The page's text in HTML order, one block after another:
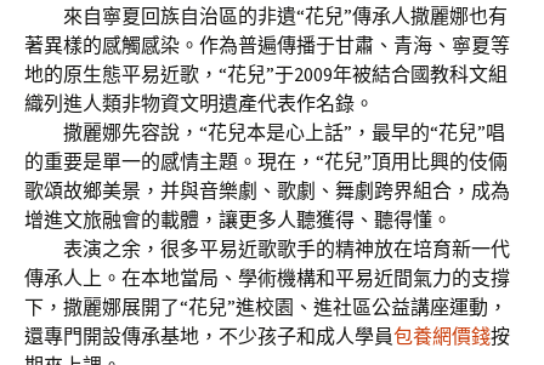
來自寧夏回族自治區的非遺“花兒”傳承人撒麗娜也有
著異樣的感觸感染。作為普遍傳播于甘肅、青海、寧夏等
地的原生態平易近歌，“花兒”于2009年被結合國教科文組
織列進人類非物資文明遺產代表作名錄。
撒麗娜先容說，“花兒本是心上話”，最早的“花兒”唱
的重要是單一的感情主題。現在，“花兒”頂用比興的伎倆
歌頌故鄉美景，并與音樂劇、歌劇、舞劇跨界組合，成為
增進文旅融會的載體，讓更多人聽獲得、聽得懂。
表演之余，很多平易近歌歌手的精神放在培育新一代
傳承人上。在本地當局、學術機構和平易近間氣力的支撐
下，撒麗娜展開了“花兒”進校園、進社區公益講座運動，
還專門開設傳承基地，不少孩子和成人學員包養網價錢按